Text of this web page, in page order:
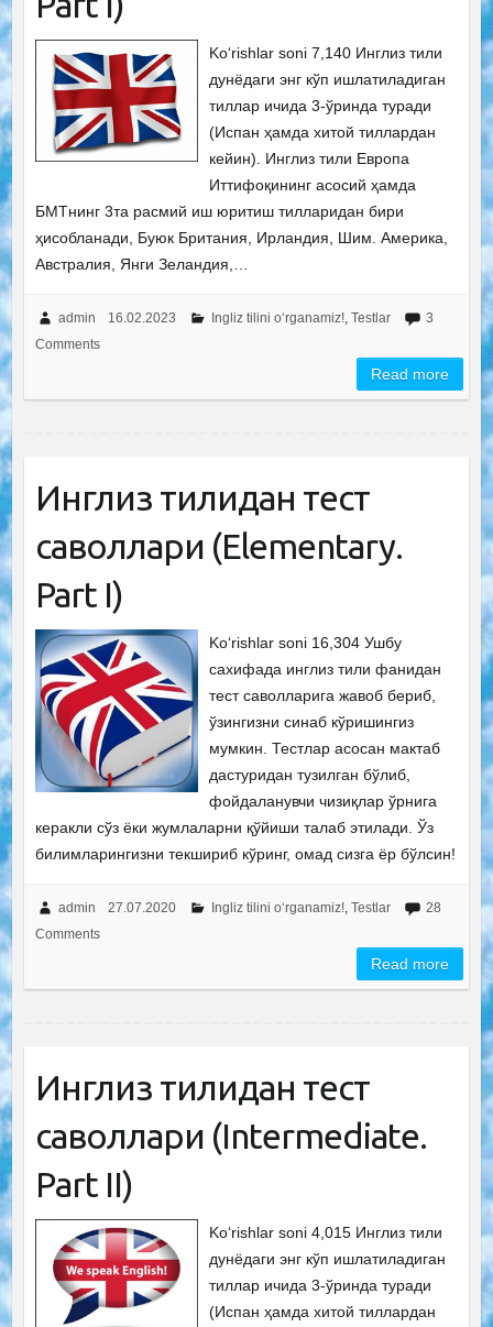
Ko‘rishlar soni 7,140 Инглиз тили
дунёдаги энг кўп ишлатиладиган
тиллар ичида 3-ўринда туради
(Испан ҳамда хитой тиллардан
кейин). Инглиз тили Европа
Иттифоқининг асосий ҳамда
БМТнинг 3та расмий иш юритиш тилларидан бири
ҳисобланади, Буюк Британия, Ирландия, Шим. Америка,
Австралия, Янги Зеландия,…
admin 16.02.2023 Ingliz tilini o‘rganamiz!, Testlar
3
Comments
Read more
Инглиз тилидан тест
саволлари (Elementary.
Part I)
Ko‘rishlar soni 16,304 Ушбу
сахифада инглиз тили фанидан
тест саволларига жавоб бериб,
ўзингизни синаб кўришингиз
мумкин. Тестлар асосан мактаб
дастуридан тузилган бўлиб,
фойдаланувчи чизиқлар ўрнига
керакли сўз ёки жумлаларни қўйиши талаб этилади. Ўз
билимларингизни текшириб кўринг, омад сизга ёр бўлсин!
admin 27.07.2020 Ingliz tilini o‘rganamiz!, Testlar
28
Comments
Read more
Инглиз тилидан тест
саволлари (Intermediate.
Рart II)
Ko‘rishlar soni 4,015 Инглиз тили
дунёдаги энг кўп ишлатиладиган
тиллар ичида 3-ўринда туради
(Испан ҳамда хитой тиллардан